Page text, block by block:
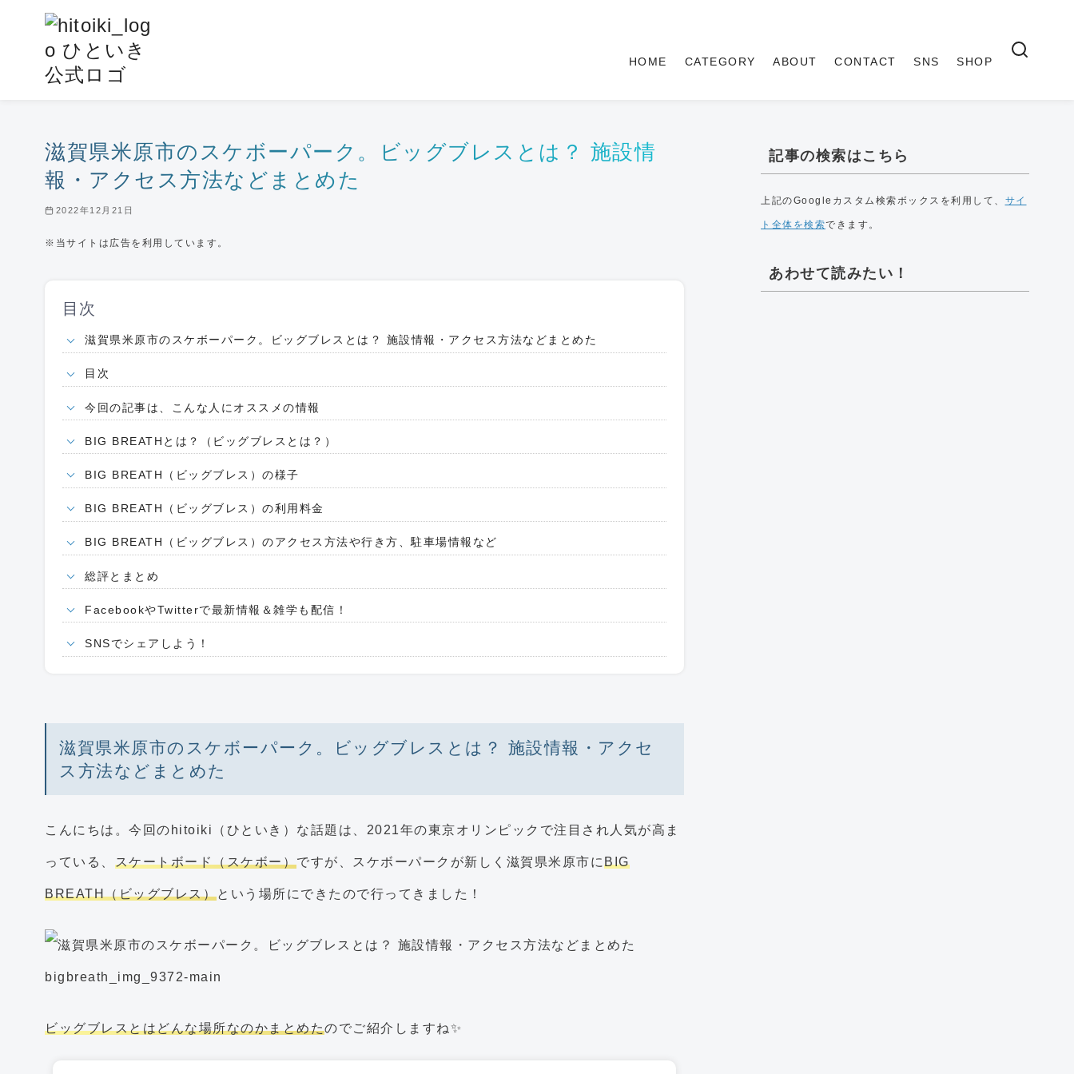
HOME CATEGORY ABOUT CONTACT SNS SHOP
滋賀県米原市のスケボーパーク。ビッグブレスとは？ 施設情
報・アクセス方法などまとめた
2022年12月21日
※当サイトは広告を利用しています。
目次
滋賀県米原市のスケボーパーク。ビッグブレスとは？ 施設情報・アクセス方法などまとめた
目次
今回の記事は、こんな人にオススメの情報
BIG BREATHとは？（ビッグブレスとは？）
BIG BREATH（ビッグブレス）の様子
BIG BREATH（ビッグブレス）の利用料金
BIG BREATH（ビッグブレス）のアクセス方法や行き方、駐車場情報など
総評とまとめ
FacebookやTwitterで最新情報＆雑学も配信！
SNSでシェアしよう！
滋賀県米原市のスケボーパーク。ビッグブレスとは？ 施設情報・アクセ
ス方法などまとめた
こんにちは。今回のhitoiki（ひといき）な話題は、2021年の東京オリンピックで注目され人気が高ま
っている、 スケートボード（スケボー）ですが、スケボーパークが新しく滋賀県米原市にBIG
BREATH（ビッグブレス）という場所にできたので行ってきました！
ビッグブレスとはどんな場所なのかまとめたのでご紹介しますね✨
記事の検索はこちら
上記のGoogleカスタム検索ボックスを利用して、 サイ
ト全体を検索できます。
あわせて読みたい！